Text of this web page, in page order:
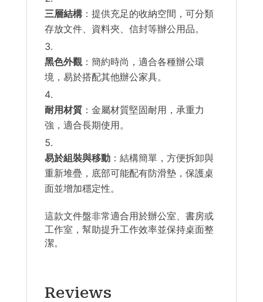
三層結構：提供充足的收納空間，可分類
存放文件、資料夾、信封等辦公用品。
黑色外觀：簡約時尚，適合各種辦公環
境，易於搭配其他辦公家具。
耐用材質：金屬材質堅固耐用，承重力
強，適合長期使用。
易於組裝與移動：結構簡單，方便拆卸與
重新堆疊，底部可能配有防滑墊，保護桌
面並增加穩定性。
這款文件盤非常適合用於辦公室、書房或
工作室，幫助提升工作效率並保持桌面整
潔。
Reviews